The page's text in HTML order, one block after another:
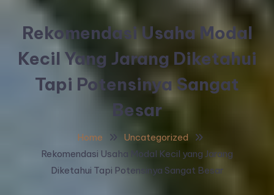
Rekomendasi Usaha Modal
Kecil Yang Jarang Diketahui
Tapi Potensinya Sangat
Besar
Home
Uncategorized
Rekomendasi Usaha Modal Kecil yang Jarang
Diketahui Tapi Potensinya Sangat Besar